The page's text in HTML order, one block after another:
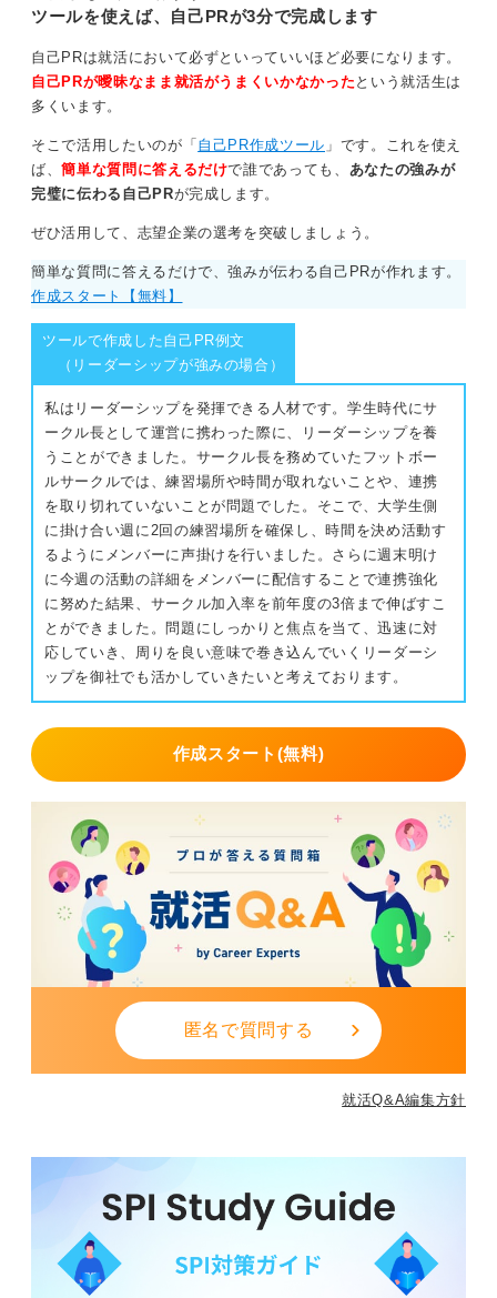
ツールを使えば、自己PRが3分で完成します
自己PRは就活において必ずといっていいほど必要になります。
自己PRが曖昧なまま就活がうまくいかなかった という就活生は
多くいます。
そこで活用したいのが「 自己PR作成ツール 」です。これを使え
ば、簡単な質問に答えるだけで誰であっても、 あなたの強みが
完璧に伝わる自己PRが完成します。
ぜひ活用して、志望企業の選考を突破しましょう。
簡単な質問に答えるだけで、強みが伝わる自己PRが作れます。
作成スタート【無料】
ツールで作成した自己PR例文
（リーダーシップが強みの場合）
私はリーダーシップを発揮できる人材です。学生時代にサ
ークル長として運営に携わった際に、リーダーシップを養
うことができました。サークル長を務めていたフットボー
ルサークルでは、練習場所や時間が取れないことや、連携
を取り切れていないことが問題でした。そこで、大学生側
に掛け合い週に2回の練習場所を確保し、時間を決め活動す
るようにメンバーに声掛けを行いました。さらに週末明け
に今週の活動の詳細をメンバーに配信することで連携強化
に努めた結果、サークル加入率を前年度の3倍まで伸ばすこ
とができました。問題にしっかりと焦点を当て、迅速に対
応していき、周りを良い意味で巻き込んでいくリーダーシ
ップを御社でも活かしていきたいと考えております。
作成スタート(無料)
匿名で質問する
就活Q&A編集方針